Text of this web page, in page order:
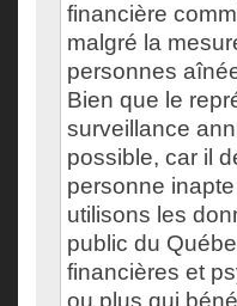
financière
malgré la
personnes
Bien que le
surveillance
possible, car il
personne
utilisons les
public du
financières et
ou plus qui